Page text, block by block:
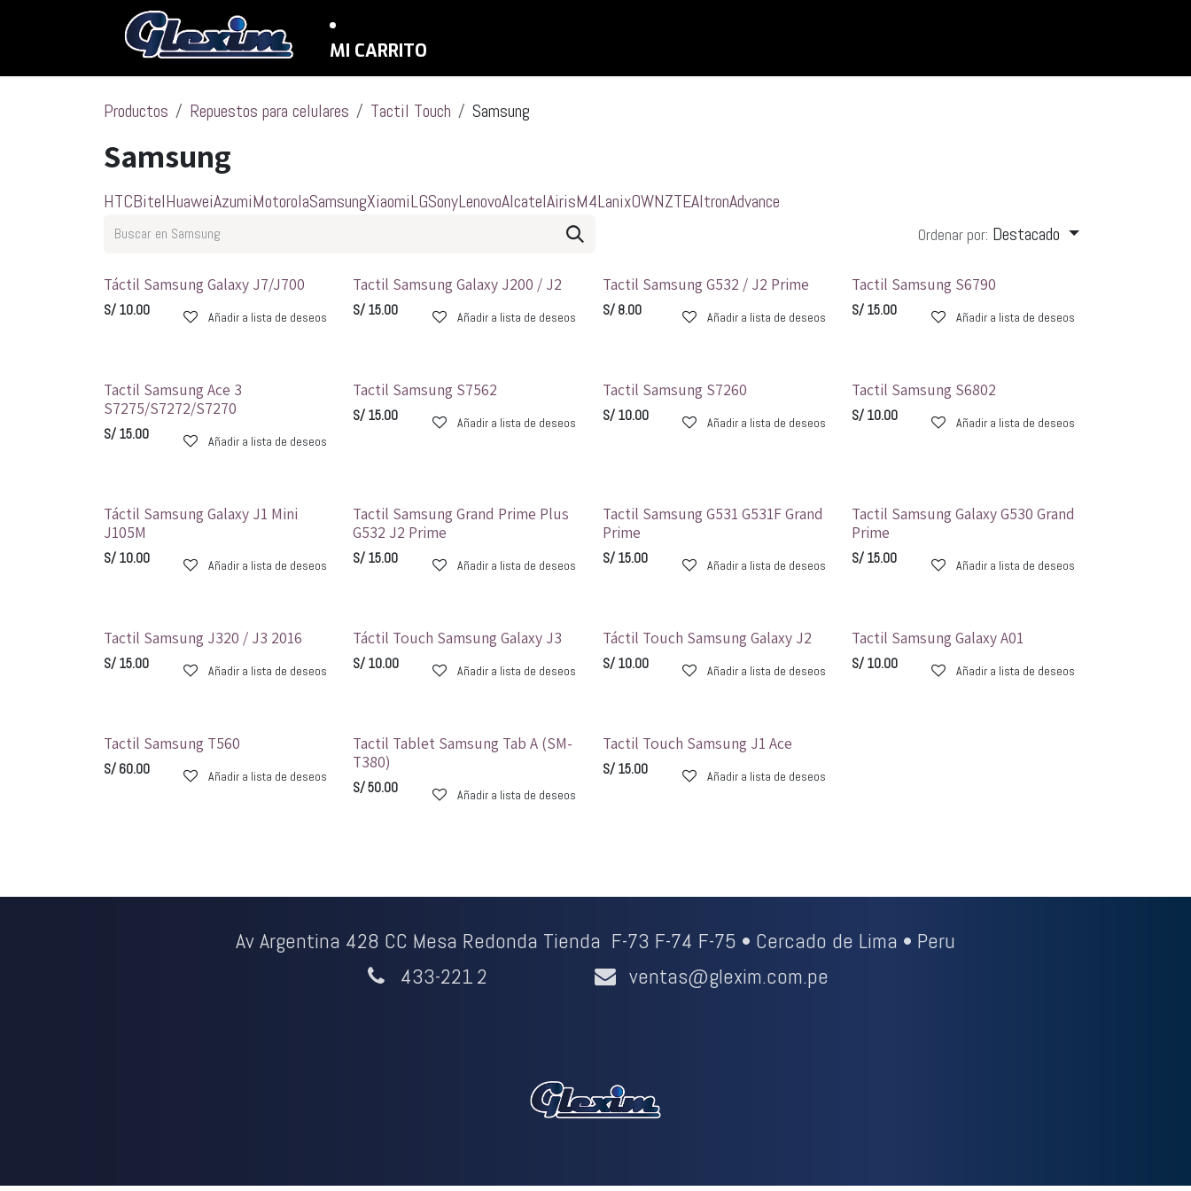
MI CARRITO
Productos Repuestos para celulares Tactil Touch Samsung
Samsung
HTCBitelHuaweiAzumiMotorolaSamsungXiaomiLGSonyLenovoAlcatelAirisM4LanixOWNZTEAltronAdvance
Ordenar por: Destacado
Táctil Samsung Galaxy J7/J700
S/ 10.00 Añadir a lista de deseos
Tactil Samsung Galaxy J200 / J2
S/ 15.00 Añadir a lista de deseos
Tactil Samsung G532 / J2 Prime
S/ 8.00 Añadir a lista de deseos
Tactil Samsung S6790
S/ 15.00 Añadir a lista de deseos
Tactil Samsung Ace 3
S7275/S7272/S7270
S/ 15.00 Añadir a lista de deseos
Tactil Samsung S7562
S/ 15.00 Añadir a lista de deseos
Tactil Samsung S7260
S/ 10.00 Añadir a lista de deseos
Tactil Samsung S6802
S/ 10.00 Añadir a lista de deseos
Táctil Samsung Galaxy J1 Mini
J105M
S/ 10.00 Añadir a lista de deseos
Tactil Samsung Grand Prime Plus
G532 J2 Prime
S/ 15.00 Añadir a lista de deseos
Tactil Samsung G531 G531F Grand
Prime
S/ 15.00 Añadir a lista de deseos
Tactil Samsung Galaxy G530 Grand
Prime
S/ 15.00 Añadir a lista de deseos
Tactil Samsung J320 / J3 2016
S/ 15.00 Añadir a lista de deseos
Táctil Touch Samsung Galaxy J3
S/ 10.00 Añadir a lista de deseos
Táctil Touch Samsung Galaxy J2
S/ 10.00 Añadir a lista de deseos
Tactil Samsung Galaxy A01
S/ 10.00 Añadir a lista de deseos
Tactil Samsung T560
S/ 60.00 Añadir a lista de deseos
Tactil Tablet Samsung Tab A (SM-
T380)
S/50.00 Añadir a lista de deseos
Tactil Touch Samsung J1 Ace
S/ 15.00 Añadir a lista de deseos
Av Argentina 428 CC Mesa Redonda Tienda F-73 F-74 F-75 • Cercado de Lima • Peru
433-2212 ventas@glexim.com.pe